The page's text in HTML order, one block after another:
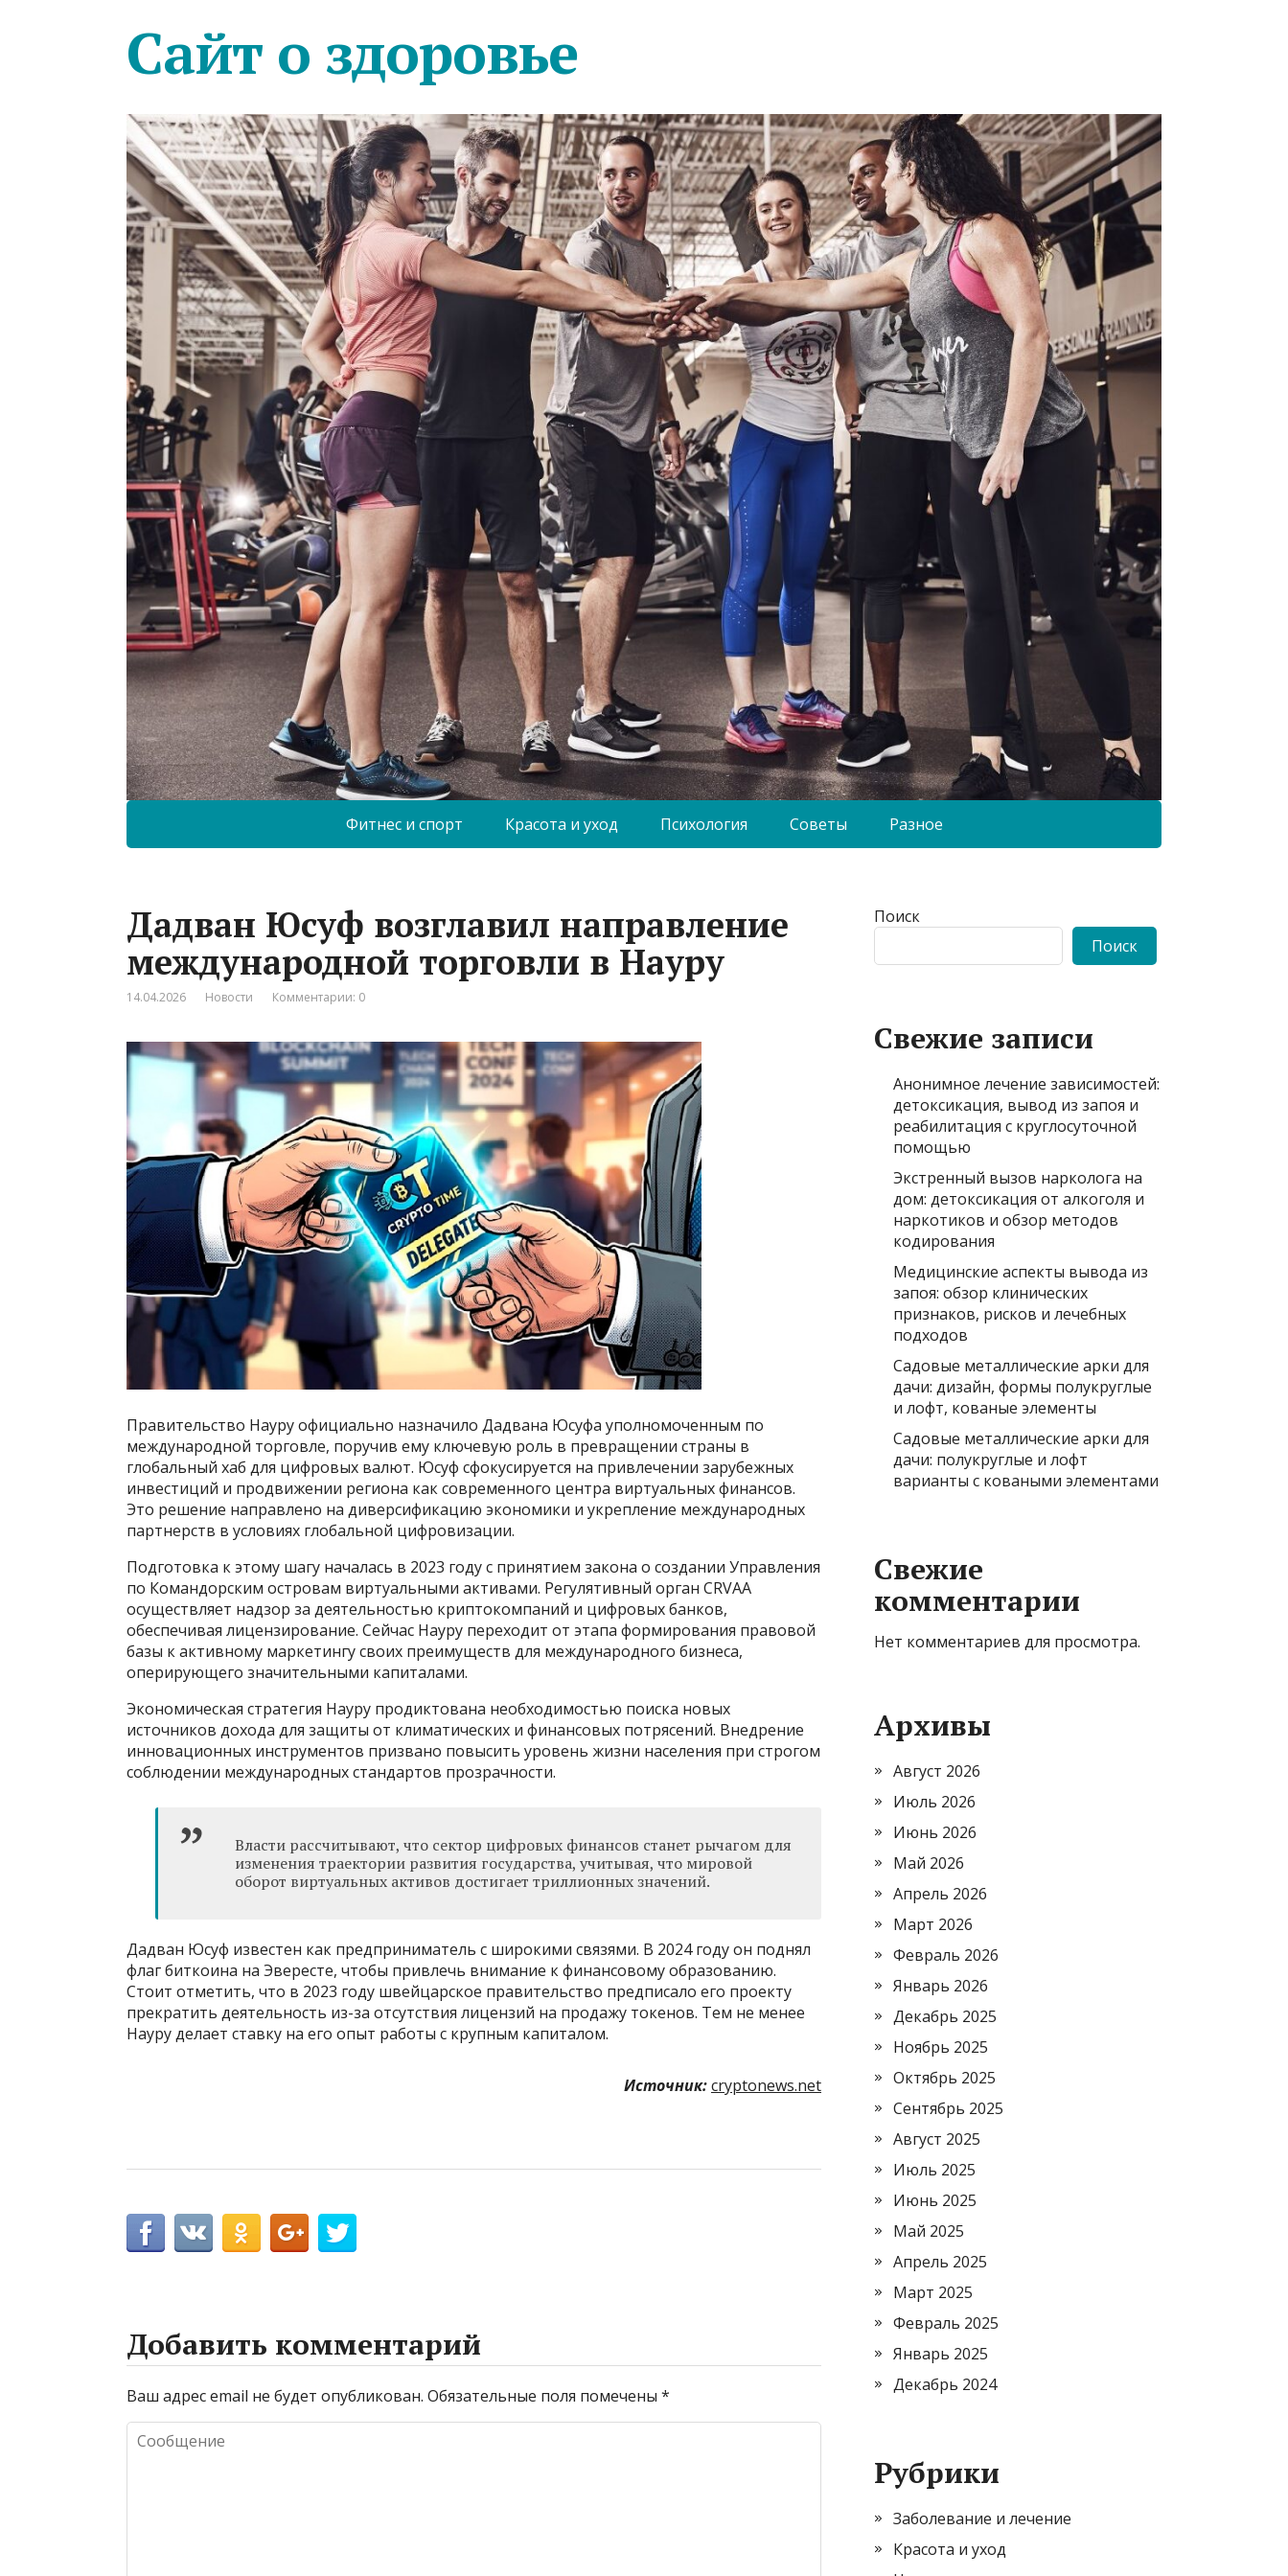
Сайт о здоровье
Фитнес и спорт Красота и уход Психология Советы Разное
Дадван Юсуф возглавил направление
международной торговли в Науру
14.04.2026 Новости Комментарии: 0
Правительство Науру официально назначило Дадвана Юсуфа уполномоченным по
международной торговле, поручив ему ключевую роль в превращении страны в
глобальный хаб для цифровых валют. Юсуф сфокусируется на привлечении зарубежных
инвестиций и продвижении региона как современного центра виртуальных финансов.
Это решение направлено на диверсификацию экономики и укрепление международных
партнерств в условиях глобальной цифровизации.
Подготовка к этому шагу началась в 2023 году с принятием закона о создании Управления
по Командорским островам виртуальными активами. Регулятивный орган CRVAA
осуществляет надзор за деятельностью криптокомпаний и цифровых банков,
обеспечивая лицензирование. Сейчас Науру переходит от этапа формирования правовой
базы к активному маркетингу своих преимуществ для международного бизнеса,
оперирующего значительными капиталами.
Экономическая стратегия Науру продиктована необходимостью поиска новых
источников дохода для защиты от климатических и финансовых потрясений. Внедрение
инновационных инструментов призвано повысить уровень жизни населения при строгом
соблюдении международных стандартов прозрачности.
Власти рассчитывают, что сектор цифровых финансов станет рычагом для
изменения траектории развития государства, учитывая, что мировой
оборот виртуальных активов достигает триллионных значений.
Дадван Юсуф известен как предприниматель с широкими связями. В 2024 году он поднял
флаг биткоина на Эвересте, чтобы привлечь внимание к финансовому образованию.
Стоит отметить, что в 2023 году швейцарское правительство предписало его проекту
прекратить деятельность из-за отсутствия лицензий на продажу токенов. Тем не менее
Науру делает ставку на его опыт работы с крупным капиталом.
Источник:cryptonews.net
Добавить комментарий
Ваш адрес email не будет опубликован. Обязательные поля помечены *
Поиск
Поиск
Свежие записи
Анонимное лечение зависимостей:
детоксикация, вывод из запоя и
реабилитация с круглосуточной
помощью
Экстренный вызов нарколога на
дом: детоксикация от алкоголя и
наркотиков и обзор методов
кодирования
Медицинские аспекты вывода из
запоя: обзор клинических
признаков, рисков и лечебных
подходов
Садовые металлические арки для
дачи: дизайн, формы полукруглые
и лофт, кованые элементы
Садовые металлические арки для
дачи: полукруглые и лофт
варианты с коваными элементами
Свежие
комментарии
Нет комментариев для просмотра.
Архивы
Август 2026
Июль 2026
Июнь 2026
Май 2026
Апрель 2026
Март 2026
Февраль 2026
Январь 2026
Декабрь 2025
Ноябрь 2025
Октябрь 2025
Сентябрь 2025
Август 2025
Июль 2025
Июнь 2025
Май 2025
Апрель 2025
Март 2025
Февраль 2025
Январь 2025
Декабрь 2024
Рубрики
Заболевание и лечение
Красота и уход